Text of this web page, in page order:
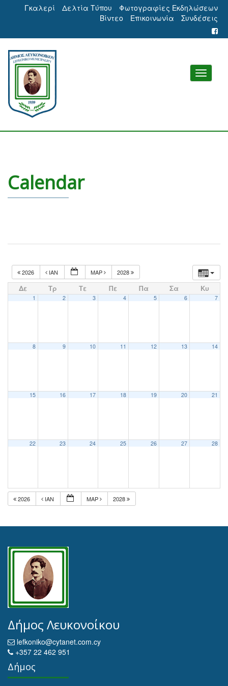
Γκαλερί Δελτία Τύπου
Φωτογραφίες Εκδηλώσεων
Βίντεο
Επικοινωνία Συνδέσεις
Calendar
2026 ΙΑΝ ΜΑΡ 2028
Δε Τρ Τε Πε Πα Σα Κυ
1 2 3 4 5 6 7
8 9 10 11 12 13 14
15 16 17 18 19 20 21
22 23 24 25 26 27 28
2026 ΙΑΝ ΜΑΡ 2028
Δήμος Λευκονοίκου
lefkoniko@cytanet.com.cy
+357 22 462 951
Δήμος